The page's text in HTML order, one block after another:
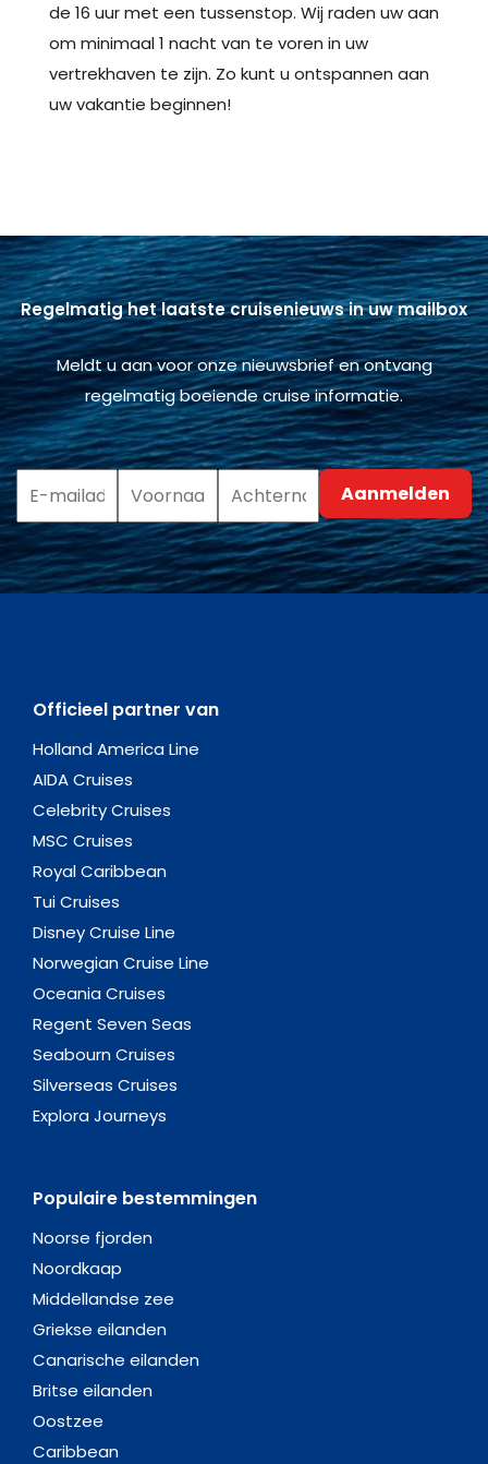
de 16 uur met een tussenstop. Wij raden uw aan
om minimaal 1 nacht van te voren in uw
vertrekhaven te zijn. Zo kunt u ontspannen aan
uw vakantie beginnen!
Regelmatig het laatste cruisenieuws in uw mailbox
Meldt u aan voor onze nieuwsbrief en ontvang
regelmatig boeiende cruise informatie.
Officieel partner van
Holland America Line
AIDA Cruises
Celebrity Cruises
MSC Cruises
Royal Caribbean
Tui Cruises
Disney Cruise Line
Norwegian Cruise Line
Oceania Cruises
Regent Seven Seas
Seabourn Cruises
Silverseas Cruises
Explora Journeys
Populaire bestemmingen
Noorse fjorden
Noordkaap
Middellandse zee
Griekse eilanden
Canarische eilanden
Britse eilanden
Oostzee
Caribbean